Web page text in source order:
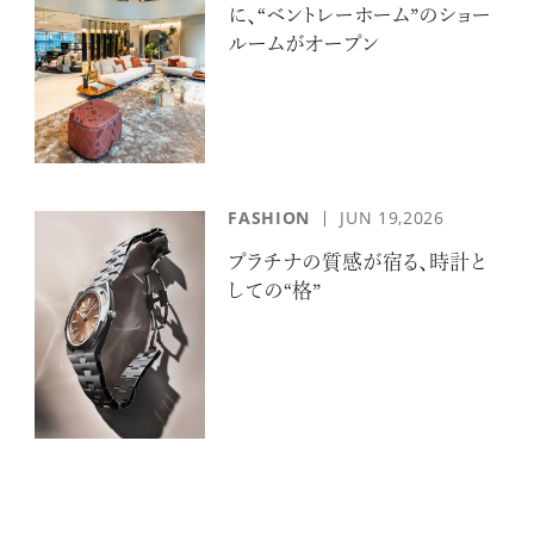
に、“ベントレーホーム”のショー
ルームがオープン
FASHION JUN 19,2026
プラチナの質感が宿る、時計と
しての“格”